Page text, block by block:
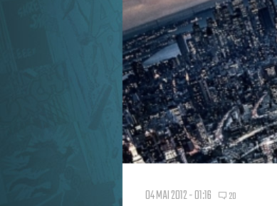
04 MAI 2012 - 01:16 20